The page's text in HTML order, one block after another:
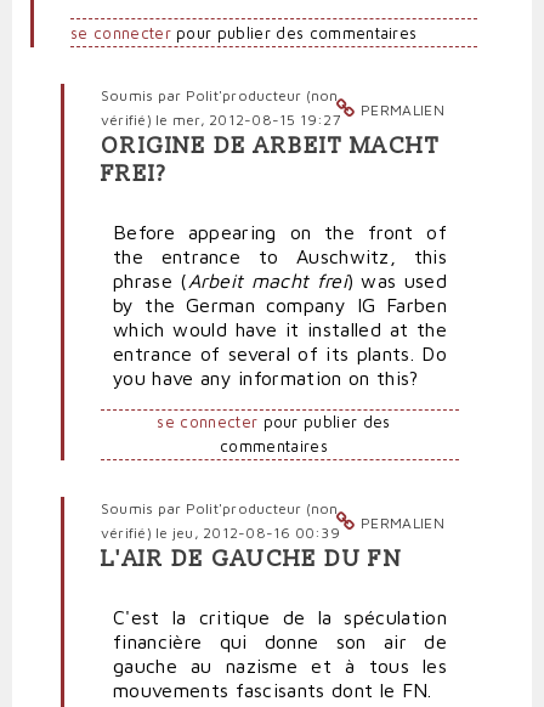
se connecterpour publier des commentaires
PERMALIEN
Soumis par Polit'producteur (non
vérifié) le mer, 2012-08-15 19:27
En
réponse
Comment
l'esprit
se
nazifiait
subrepticement
sous
Sarkopen
Sarkover
ORIGINE DE ARBEIT MACHT
FREI?
Before appearing on the front of
the entrance to Auschwitz, this
phrase (Arbeit macht frei) was used
by the German company IG Farben
which would have it installed at the
entrance of several of its plants. Do
you have any information on this?
se connecter pour publier des
commentaires
PERMALIEN
Soumis par Polit'producteur (non
vérifié) le jeu, 2012-08-16 00:39
En
Comment
l'esprit
se
L'AIR DE GAUCHE DU FN
C'est la critique de la spéculation
financière qui donne son air de
gauche au nazisme et à tous les
mouvements fascisants dont le FN.